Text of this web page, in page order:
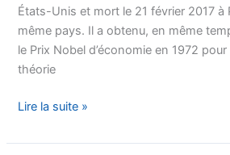
États-Unis et mort le 21 février 2017 à
même pays. Il a obtenu, en même
le Prix Nobel d’économie en 1972
théorie
Biographie
Kenneth
Lire la suite »